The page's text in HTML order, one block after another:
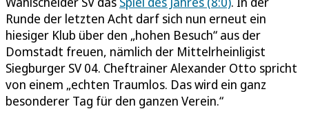
Runde der letzten Acht darf sich nun erneut ein
hiesiger Klub über den „hohen Besuch“ aus der
Domstadt freuen, nämlich der Mittelrheinligist
Siegburger SV 04. Cheftrainer Alexander Otto spricht
von einem „echten Traumlos. Das wird ein ganz
besonderer Tag für den ganzen Verein.“